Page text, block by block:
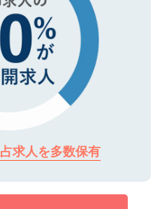
求人を多数保有